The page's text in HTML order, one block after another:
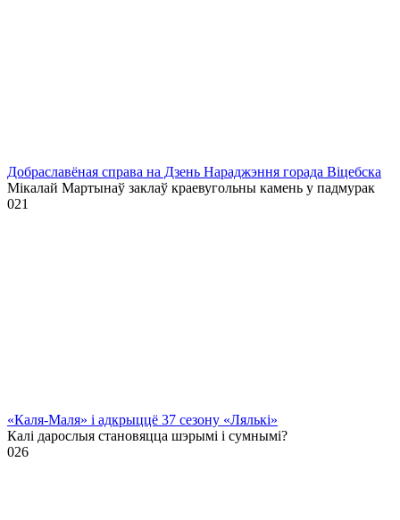
Добраславёная справа на Дзень Нараджэння горада Віцебска
Мікалай Мартынаў заклаў краевугольны камень у падмурак
021
«Каля-Маля» і адкрыццё 37 сезону «Лялькі»
Калі дарослыя становяцца шэрымі і сумнымі?
026